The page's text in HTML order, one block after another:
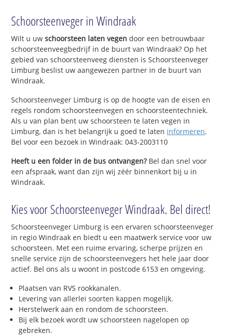
Schoorsteenveger in Windraak
Wilt u uwschoorsteen laten vegen door een betrouwbaar
schoorsteenveegbedrijf in de buurt van Windraak? Op het
gebied van schoorsteenveeg diensten is Schoorsteenveger
Limburg beslist uw aangewezen partner in de buurt van
Windraak.
Schoorsteenveger Limburg is op de hoogte van de eisen en
regels rondom schoorsteenvegen en schoorsteentechniek.
Als u van plan bent uw schoorsteen te laten vegen in
Limburg, dan is het belangrijk u goed te laten informeren.
Bel voor een bezoek in Windraak: 043-2003110
Heeft u een folder in de bus ontvangen?Bel dan snel voor
een afspraak, want dan zijn wij zéér binnenkort bij u in
Windraak.
Kies voor Schoorsteenveger Windraak. Bel direct!
Schoorsteenveger Limburg is een ervaren schoorsteenveger
in regio Windraak en biedt u een maatwerk service voor uw
schoorsteen. Met een ruime ervaring, scherpe prijzen en
snelle service zijn de schoorsteenvegers het hele jaar door
actief. Bel ons als u woont in postcode 6153 en omgeving.
Plaatsen van RVS rookkanalen.
Levering van allerlei soorten kappen mogelijk.
Herstelwerk aan en rondom de schoorsteen.
Bij elk bezoek wordt uw schoorsteen nagelopen op
gebreken.